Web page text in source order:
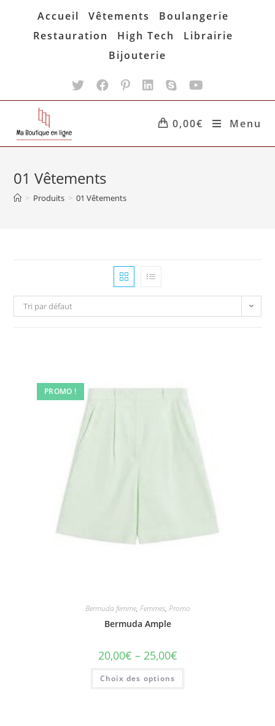
Accueil Vêtements
Boulangerie
Restauration
High Tech
Librairie
Bijouterie
0,00€ Menu
01 Vêtements
> Produits > 01 Vêtements
Tri par défaut
PROMO !
Bermuda femme, Femmes, Promo
Bermuda Ample
20,00€ – 25,00€
Choix des options